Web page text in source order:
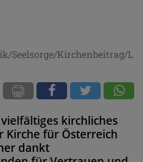
Seelsorge/Kirchenbeitrag/L
kirchliches
Kirche für Österreich
dankt